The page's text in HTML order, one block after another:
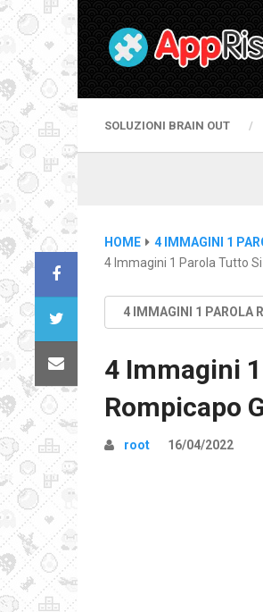
SOLUZIONI BRAIN OUT
HOME
4 IMMAGINI 1
4 Immagini 1 Parola Tutto
4 IMMAGINI 1 PAROLA
4 Immagini
Rompicapo
root 16/04/2022